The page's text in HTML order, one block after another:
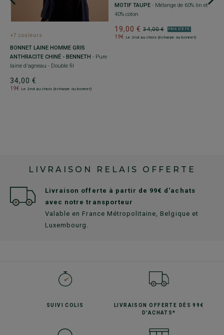
+7 couleurs
BONNET LAINE HOMME GRIS
ANTHRACITE CHINÉ - BENNETH - Pure
laine d'agneau - Double fil
34,00 €
19€ Le 2nd au choix (écharpe ou bonnet)
MOTIF TAUPE - Mélange de 60% lin et
40% coton
34,00 €
19,00 € PRIX D'ÉTÉ
19€ Le 2nd au choix (écharpe ou bonnet)
LIVRAISON RELAIS OFFERTE
Livraison offerte à partir de 99€ d'achats
avec notre transporteur
Valable en France Métropolitaine, Belgique et
Luxembourg.
SUIVICOLIS LIVRAISON OFFERTE
DÈS 99€
D'ACHATS*